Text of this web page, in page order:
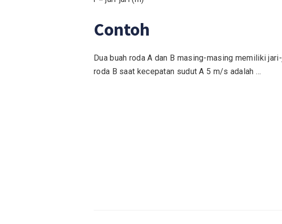
Contoh
Dua buah roda A dan B masing-masing memiliki
roda B saat kecepatan sudut A 5 m/s adalah …